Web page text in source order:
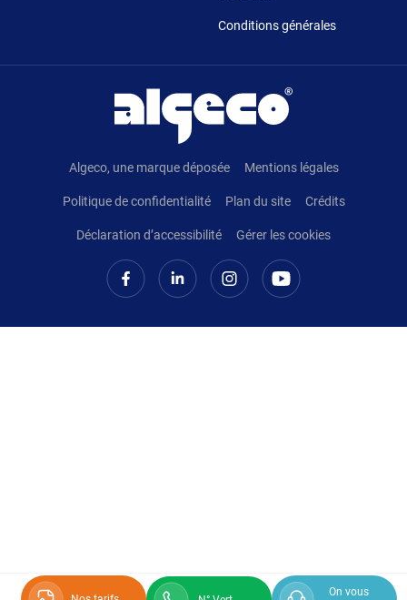
On vous
Conditions générales
Algeco, une marque déposée Mentions légales
Politique de confidentialité Plan du site Crédits
Déclaration d’accessibilité Gérer les cookies